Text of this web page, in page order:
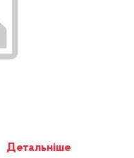
Детальніше